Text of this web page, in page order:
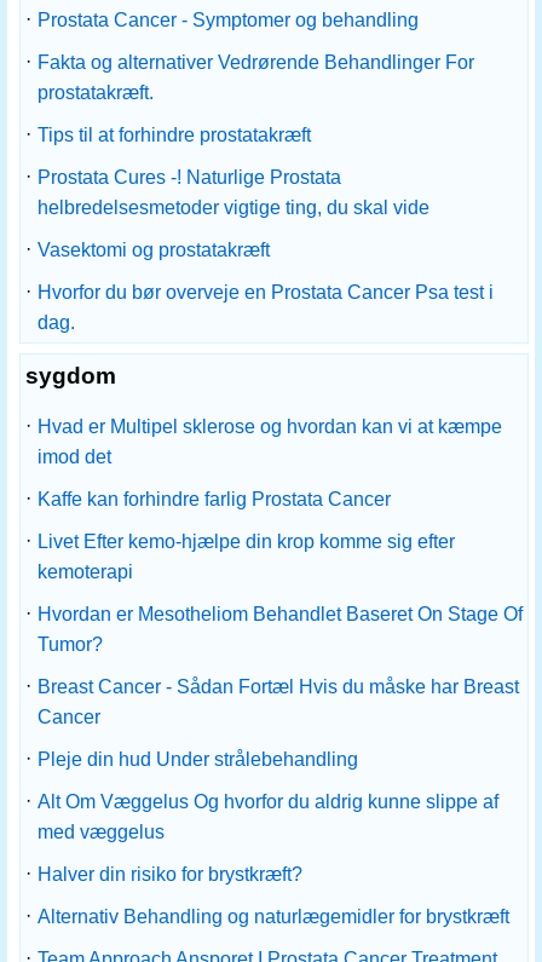
· Prostata Cancer - Symptomer og behandling
· Fakta og alternativer Vedrørende Behandlinger For
prostatakræft.
· Tips til at forhindre prostatakræft
· Prostata Cures -! Naturlige Prostata
helbredelsesmetoder vigtige ting, du skal vide
· Vasektomi og prostatakræft
· Hvorfor du bør overveje en Prostata Cancer Psa test i
dag.
sygdom
· Hvad er Multipel sklerose og hvordan kan vi at kæmpe
imod det
· Kaffe kan forhindre farlig Prostata Cancer
· Livet Efter kemo-hjælpe din krop komme sig efter
kemoterapi
· Hvordan er Mesotheliom Behandlet Baseret On Stage Of
Tumor?
· Breast Cancer - Sådan Fortæl Hvis du måske har Breast
Cancer
· Pleje din hud Under strålebehandling
· Alt Om Væggelus Og hvorfor du aldrig kunne slippe af
med væggelus
· Halver din risiko for brystkræft?
· Alternativ Behandling og naturlægemidler for brystkræft
·